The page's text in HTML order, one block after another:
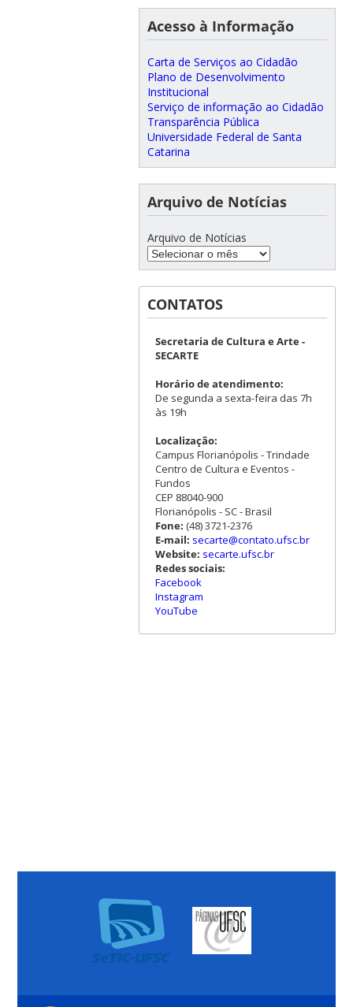
Acesso à Informação
Carta de Serviços ao Cidadão
Plano de Desenvolvimento
Institucional
Serviço de informação ao Cidadão
Transparência Pública
Universidade Federal de Santa
Catarina
Arquivo de Notícias
Arquivo de Notícias
CONTATOS
Secretaria de Cultura e Arte -
SECARTE
Horário de atendimento:
De segunda a sexta-feira das 7h
às 19h
Localização:
Campus Florianópolis - Trindade
Centro de Cultura e Eventos -
Fundos
CEP 88040-900
Florianópolis - SC - Brasil
Fone: (48) 3721-2376
E-mail: secarte@contato.ufsc.br
Website: secarte.ufsc.br
Redes sociais:
Facebook
Instagram
YouTube